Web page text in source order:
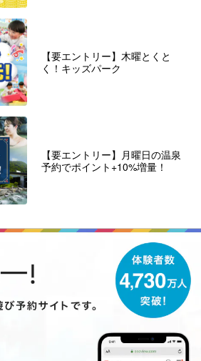
【要エントリー】木曜とくと
く！キッズパーク
【要エントリー】月曜日の温泉
予約でポイント+10%増量！